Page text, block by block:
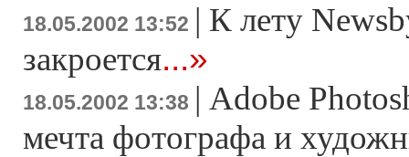
18.05.2002 13:52 | К лету
закроется...»
18.05.2002 13:38 | Adobe
мечта фотографа и